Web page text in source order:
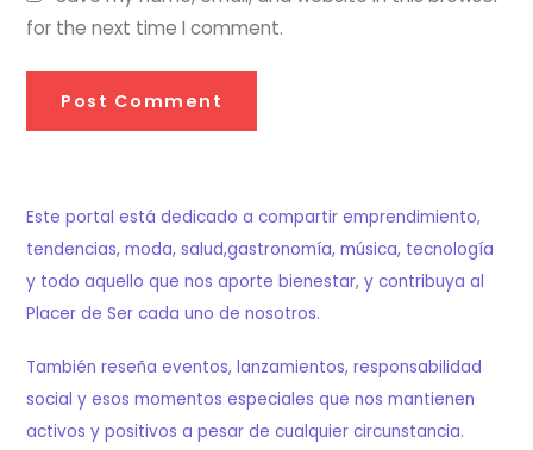
for the next time I comment.
Este portal está dedicado a compartir emprendimiento,
tendencias, moda, salud,gastronomía, música, tecnología
y todo aquello que nos aporte bienestar, y contribuya al
Placer de Ser cada uno de nosotros.
También reseña eventos, lanzamientos, responsabilidad
social y esos momentos especiales que nos mantienen
activos y positivos a pesar de cualquier circunstancia.